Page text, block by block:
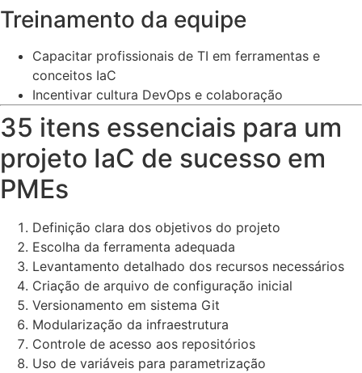
Treinamento da equipe
Capacitar profissionais de TI em ferramentas e
conceitos IaC
Incentivar cultura DevOps e colaboração
35 itens essenciais para um
projeto IaC de sucesso em
PMEs
Definição clara dos objetivos do projeto
Escolha da ferramenta adequada
Levantamento detalhado dos recursos necessários
Criação de arquivo de configuração inicial
Versionamento em sistema Git
Modularização da infraestrutura
Controle de acesso aos repositórios
Uso de variáveis para parametrização